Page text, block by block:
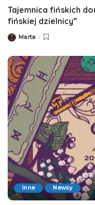
Tajemnica fińskich
fińskiej dzielnicy”
Posted
Marta
Inne Newsy